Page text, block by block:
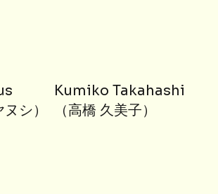
シ）
Kumiko Takahashi
（高橋 久美子）